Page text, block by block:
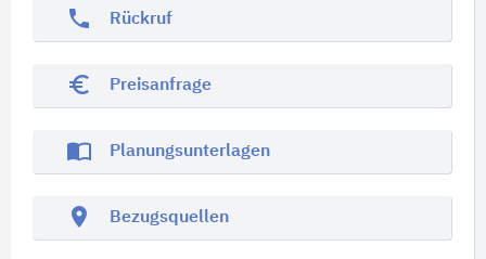
phone Rückruf
euro_symbol Preisanfrage
import_contacts Planungsunterlagen
location_on Bezugsquellen